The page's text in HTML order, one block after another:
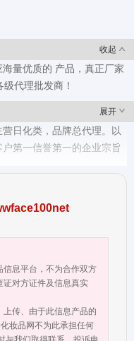
收起
量优质的 产品，真正厂家
代理批发商！
展开
日化类，品牌总代理。以
第一信誉第一的企业宗旨
息平台，不为合作双方
证对方证件及信息真实
传、由于此信息产品的
妆品网不为此承担任何